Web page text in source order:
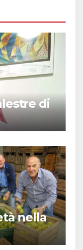
di
nella